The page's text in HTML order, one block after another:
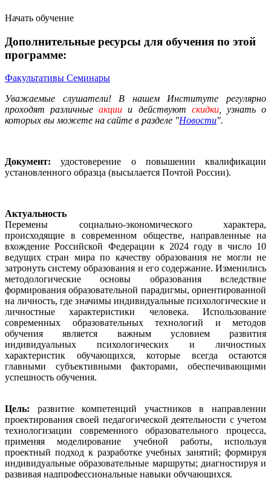
Начать обучение
Дополнительные ресурсы для обучения по этой
программе:
Факультативы Семинары
Уважаемые слушатели! В нашем Институте регулярно
проходят различныеакции и действуют скидки, узнать о
которых вы можете на сайте в разделе "Новости".
Документ:удостоверение о повышении квалификации
установленного образца (высылается Почтой России).
Актуальность
Перемены социально-экономического характера,
происходящие в современном обществе, направленные на
вхождение Российской Федерации к 2024 году в число 10
ведущих стран мира по качеству образования не могли не
затронуть систему образования и его содержание. Изменились
методологические основы образования вследствие
формирования образовательной парадигмы, ориентированной
на личность, где значимы индивидуальные психологические и
личностные характеристики человека. Использование
современных образовательных технологий и методов
обучения является важным условием развития
индивидуальных психологических и личностных
характеристик обучающихся, которые всегда остаются
главными субъективными факторами, обеспечивающими
успешность обучения.
Цель: развитие компетенций участников в направлении
проектирования своей педагогической деятельности с учетом
технологизации современного образовательного процесса,
применяя моделирование учебной работы, используя
проектный подход к разработке учебных занятий; формируя
индивидуальные образовательные маршруты; диагностируя и
развивая надпрофессиональные навыки обучающихся.